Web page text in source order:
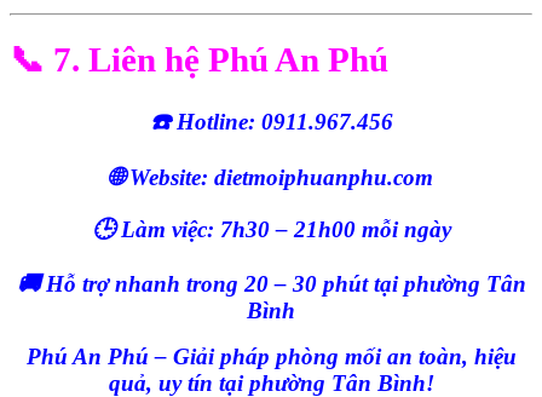
📞 7. Liên hệ Phú An Phú
☎️ Hotline: 0911.967.456
🌐 Website: dietmoiphuanphu.com
🕒 Làm việc: 7h30 – 21h00 mỗi ngày
🚚 Hỗ trợ nhanh trong 20 – 30 phút tại phường Tân
Bình
Phú An Phú – Giải pháp phòng mối an toàn, hiệu
quả, uy tín tại phường Tân Bình!